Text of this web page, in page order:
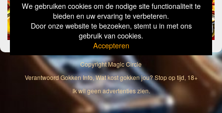
We gebruiken cookies om de nodige site functionaliteit te
bieden en uw ervaring te verbeteren.
Door onze website te bezoeken, stemt u in met ons
gebruik van cookies.
Accepteren
CopyrightMagic Circle
Verantwoord Gokken Info, Wat kost gokken jou? Stop op tijd, 18+
Ik wil geen advertenties zien.